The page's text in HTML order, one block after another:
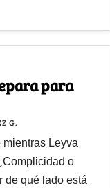
para
G.
Leyva
o
de qué lado está